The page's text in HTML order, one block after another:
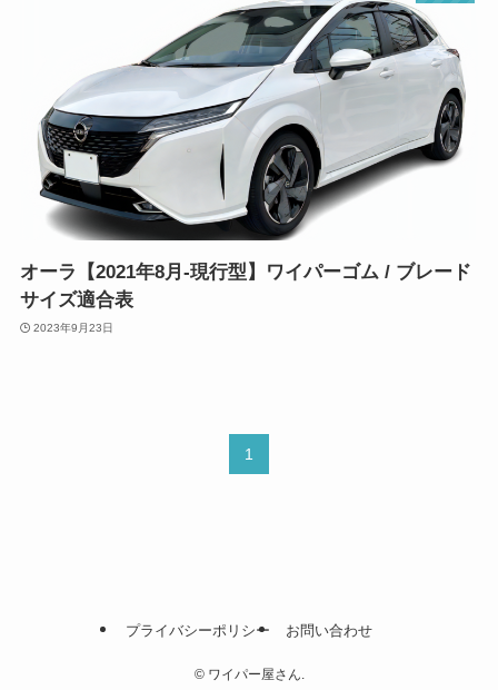
オーラ【2021年8月-現行型】ワイパーゴム / ブレード
サイズ適合表
2023年9月23日
1
プライバシーポリシー お問い合わせ
©ワイパー屋さん.